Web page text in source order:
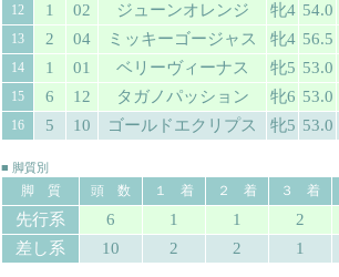
12 1 02 ジューンオレンジ 牝4 54.0
13 2 04 ミッキーゴージャス 牝4 56.5
14 1 01 ベリーヴィーナス 牝5 53.0
15 6 12 タガノパッション 牝6 53.0
16 5 10 ゴールドエクリプス 牝5 53.0
■ 脚質別
脚 質 頭 数 １ 着 ２ 着 ３ 着
先行系 6 1 1 2
差し系
10 2 2 1